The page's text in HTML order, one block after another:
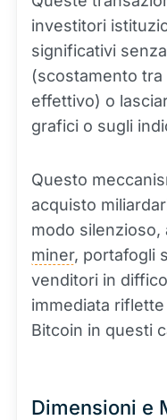
investitori
significativi
(scostamento
effettivo) o
grafici o sugli
Questo
acquisto
modo silenzioso,
miner, portafogli
venditori in
immediata
Bitcoin in questi
Dimensioni e